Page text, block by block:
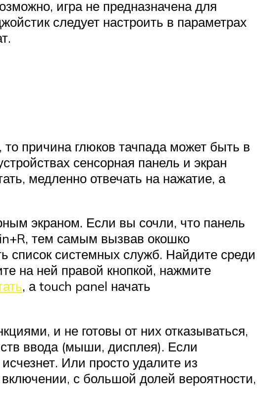
игра не предназначена для
следует настроить в параметрах
причина глюков тачпада может быть в
сенсорная панель и экран
медленно отвечать на нажатие, а
экраном. Если вы сочли, что панель
тем самым вызвав окошко
список системных служб. Найдите среди
на ней правой кнопкой, нажмите
, а touch panel начать
и не готовы от них отказываться,
ввода (мыши, дисплея). Если
Или просто удалите из
с большой долей вероятности,